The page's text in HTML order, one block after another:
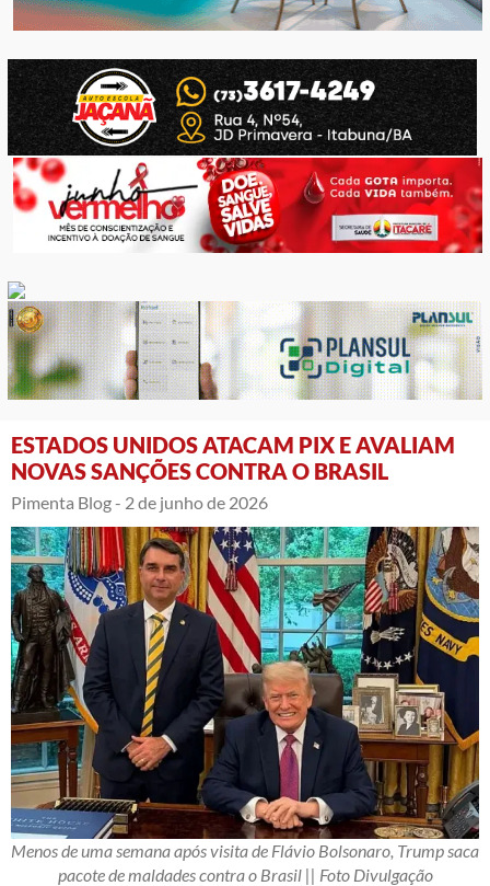
ESTADOS UNIDOS ATACAM PIX E AVALIAM
NOVAS SANÇÕES CONTRA O BRASIL
Pimenta Blog - 2 de junho de 2026
Menos de uma semana após visita de Flávio Bolsonaro, Trump saca
pacote de maldades contra o Brasil || Foto Divulgação